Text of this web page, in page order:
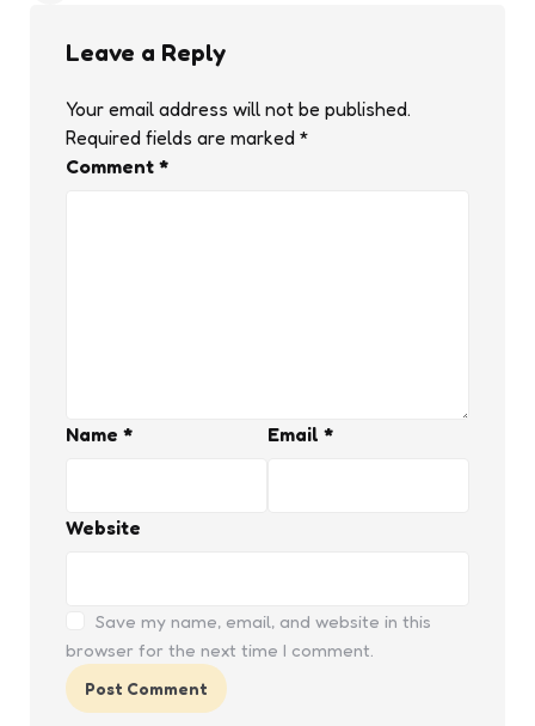
Leave a Reply
Your email address will not be published.
Required fields are marked *
Comment *
Name * Email *
Website
Save my name, email, and website in this
browser for the next time I comment.